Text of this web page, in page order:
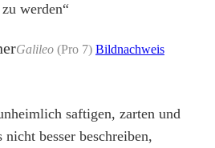
zu werden“
Galileo (Pro 7) Bildnachweis
saftigen, zarten und
besser beschreiben,